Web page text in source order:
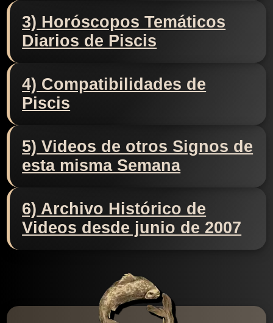
3) Horóscopos Temáticos
Diarios de Piscis
4) Compatibilidades de
Piscis
5) Videos de otros Signos de
esta misma Semana
6) Archivo Histórico de
Videos desde junio de 2007